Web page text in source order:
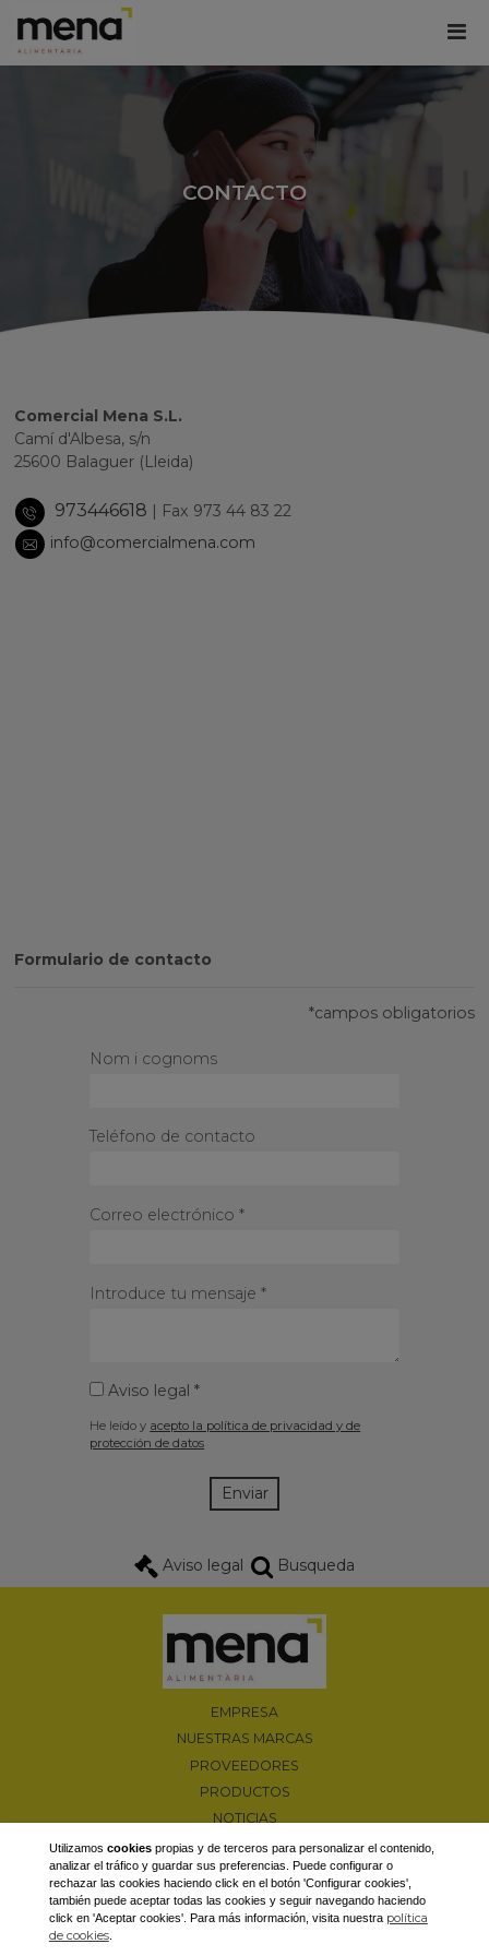
CONTACTO
Comercial Mena S.L.
Camí d'Albesa, s/n
25600 Balaguer (Lleida)
973446618 | Fax 973 44 83 22
info@comercialmena.com
Formulario de contacto
*campos obligatorios
Nom i cognoms
Teléfono de contacto
Correo electrónico *
Introduce tu mensaje *
Aviso legal *
He leído y acepto la política de privacidad y de
protección de datos
Enviar
Aviso legal Busqueda
EMPRESA
NUESTRAS MARCAS
PROVEEDORES
PRODUCTOS
NOTICIAS
PROMOCIONES
CONTACTAR
Camí d'Albesa, s/n 25600 Balaguer (Lleida)
Utilizamos cookiespropias y de terceros para personalizar el contenido,
analizar el tráfico y guardar sus preferencias. Puede configurar o
rechazar las cookies haciendo click en el botón 'Configurar cookies',
también puede aceptar todas las cookies y seguir navegando haciendo
click en 'Aceptar cookies'. Para más información, visita nuestra política
de cookies.